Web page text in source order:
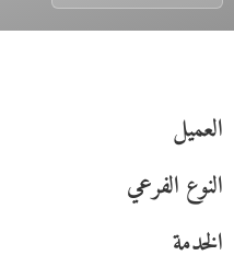
العميل
النوع الفرعي
الخدمة